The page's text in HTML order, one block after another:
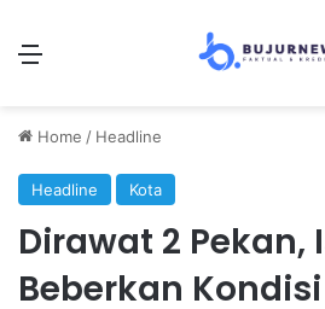
Menu
Home / Headline
Headline Kota
Dirawat 2 Pekan,
Beberkan